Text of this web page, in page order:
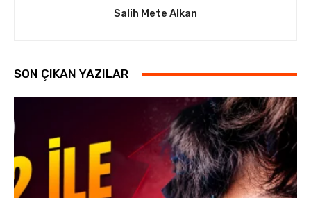
Salih Mete Alkan
SON ÇIKAN YAZILAR